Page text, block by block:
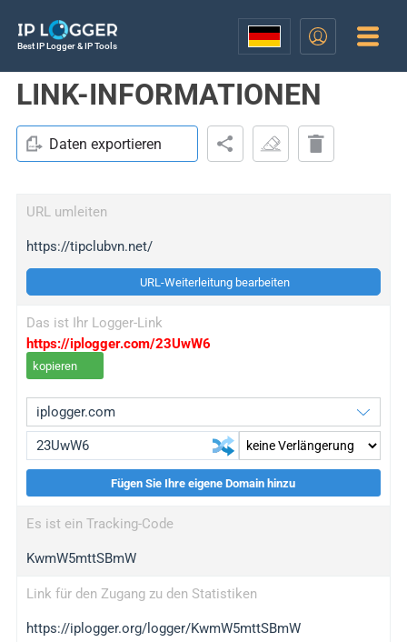
Best IP Logger & IP Tools
LINK-INFORMATIONEN
Daten exportieren
URL umleiten
https://tipclubvn.net/
URL-Weiterleitung bearbeiten
Das ist Ihr Logger-Link
https://iplogger.com/23UwW6
kopieren
wl.gl
ed.tc
bc.ax
iplogger.com
Fügen Sie Ihre eigene Domain hinzu
Es ist ein Tracking-Code
KwmW5mttSBmW
Link für den Zugang zu den Statistiken
https://iplogger.org/logger/KwmW5mttSBmW